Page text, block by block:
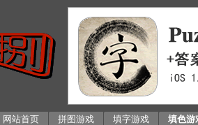
网站首页 拼图游戏 填字游戏 填色游